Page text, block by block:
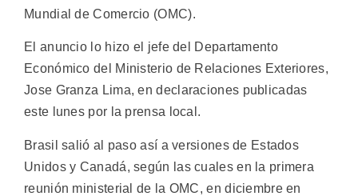
Mundial de Comercio (OMC).
El anuncio lo hizo el jefe del Departamento
Económico del Ministerio de Relaciones Exteriores,
Jose Granza Lima, en declaraciones publicadas
este lunes por la prensa local.
Brasil salió al paso así a versiones de Estados
Unidos y Canadá, según las cuales en la primera
reunión ministerial de la OMC, en diciembre en